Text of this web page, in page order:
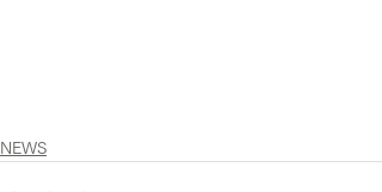
NEWS